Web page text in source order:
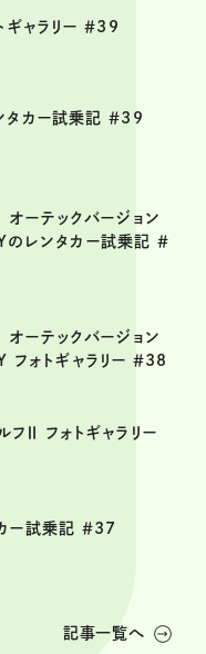
ギャラリー ＃39
タカー試乗記 ＃39
ーテックバージョン
レンタカー試乗記 ＃
ーテックバージョン
ォトギャラリー ＃38
フⅡ フォトギャラリー
ー試乗記 ＃37
記事一覧へ